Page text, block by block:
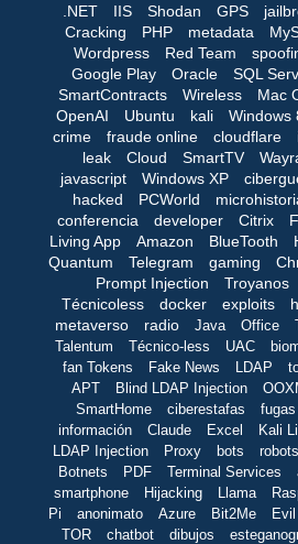
.NET
IIS Shodan GPS
Cracking
PHP metadata
Wordpress
Red Team
Google Play
Oracle
SQL
SmartContracts
Wireless
Mac
OpenAI
Ubuntu kali Windows
crime
fraude online cloudflare
leak
Cloud SmartTV
javascript
Windows XP
hacked
PCWorld
conferencia
developer Citrix
Living App
Amazon BlueTooth
Quantum
Telegram gaming
Prompt Injection
Troyanos
Técnicoless
docker exploits
metaverso
radio Java Office
Talentum
Técnico-less UAC
fan Tokens
Fake News LDAP
APT
Blind LDAP Injection
SmartHome
ciberestafas
información
Claude Excel
Kali
LDAP Injection
Proxy bots robots
Botnets
PDF Terminal Services
smartphone
Hijacking Llama
Pi
anonimato Azure Bit2Me
TOR
chatbot dibujos